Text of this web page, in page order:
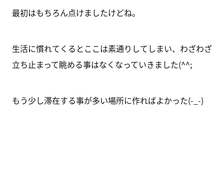
最初はもちろん点けましたけどね。
生活に慣れてくるとここは素通りしてしまい、わざわざ
立ち止まって眺める事はなくなっていきました(^^;
もう少し滞在する事が多い場所に作ればよかった(-_-)